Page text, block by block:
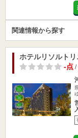
関連情報から探す
ホテルリソルト
-点/